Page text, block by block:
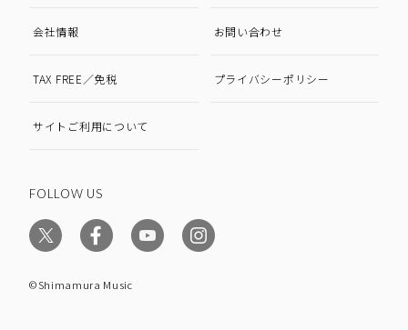
会社情報 お問い合わせ
TAX FREE／免税 プライバシーポリシー
サイトご利用について
FOLLOW US
©Shimamura Music